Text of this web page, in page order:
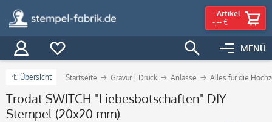
MENÜ
- Artikel
-,-- €
Übersicht Startseite Gravur | Druck Anlässe Alles für die
Trodat SWITCH "Liebesbotschaften" DIY
Stempel (20x20 mm)